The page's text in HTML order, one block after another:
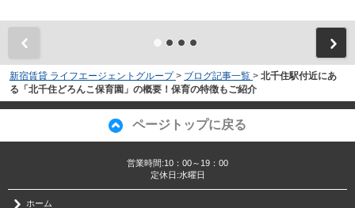
新宿賃貸 ライフエージェントグループ > ブログ記事一覧 > 北千住駅付近にあ
る「北千住どろんこ保育園」の概要！保育の特徴もご紹介
ページトップに戻る
営業時間:10：00～19：00
定休日:水曜日
ホーム